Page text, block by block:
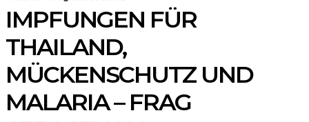
IMPFUNGEN FÜR
THAILAND,
MÜCKENSCHUTZ UND
MALARIA – FRAG